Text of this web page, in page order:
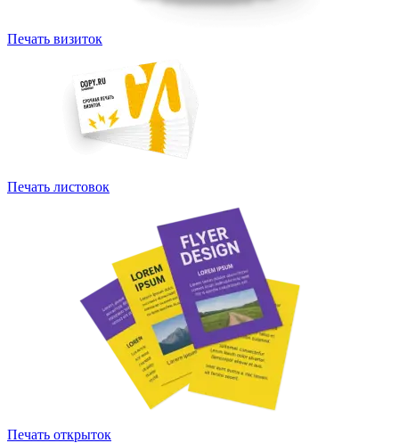
Печать визиток
Печать листовок
Печать открыток